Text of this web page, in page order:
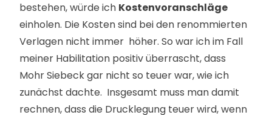
bestehen, würde ich Kostenvoranschläge
einholen. Die Kosten sind bei den renommierten
Verlagen nicht immer höher. So war ich im Fall
meiner Habilitation positiv überrascht, dass
Mohr Siebeck gar nicht so teuer war, wie ich
zunächst dachte. Insgesamt muss man damit
rechnen, dass die Drucklegung teuer wird, wenn